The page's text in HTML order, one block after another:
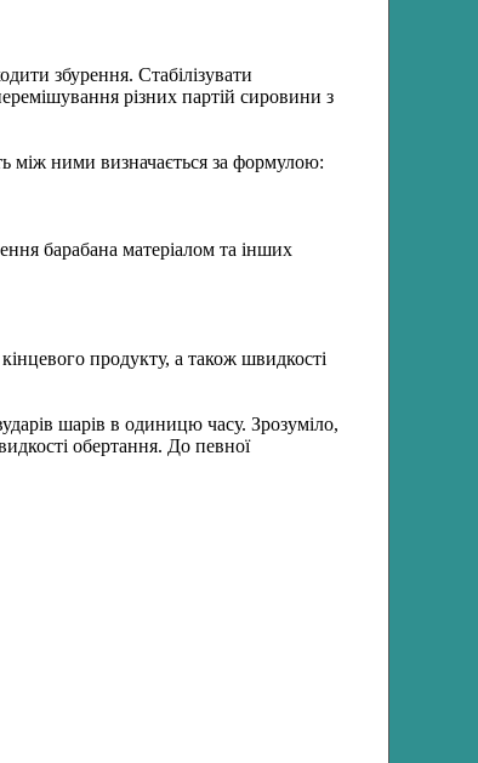
збурення. Стабілізувати
різних партій сировини з
між ними визначається за формулою:
барабана матеріалом та інших
продукту, а також швидкості
шарів в одиницю часу. Зрозуміло,
обертання. До певної